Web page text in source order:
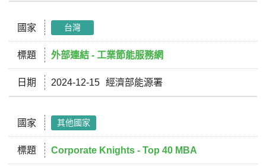
國家 台灣
標題 外部連結 - 工業節能服務網
日期 2024-12-15 經濟部能源署
國家 其他國家
標題 Corporate Knights - Top 40 MBA